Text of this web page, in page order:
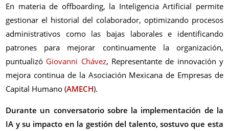
En materia de offboarding, la Inteligencia Artificial permite
gestionar el historial del colaborador, optimizando procesos
administrativos como las bajas laborales e identificando
patrones para mejorar continuamente la organización,
puntualizó Giovanni Chávez, Representante de innovación y
mejora continua de la Asociación Mexicana de Empresas de
Capital Humano (AMECH).
Durante un conversatorio sobre la implementación de la
IA y su impacto en la gestión del talento, sostuvo que esta